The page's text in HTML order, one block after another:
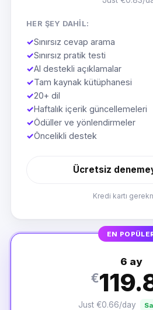
HER ŞEY DAHIL:
✓Sınırsız cevap arama
✓Sınırsız pratik testi
✓AI destekli açıklamalar
✓Tam kaynak kütüphanesi
✓20+ dil
✓Haftalık içerik güncellemeleri
✓Ödüller ve yönlendirmeler
✓Öncelikli destek
Ücretsiz
Kredi kartı
EN
6 ay
€
Just €0.66/day